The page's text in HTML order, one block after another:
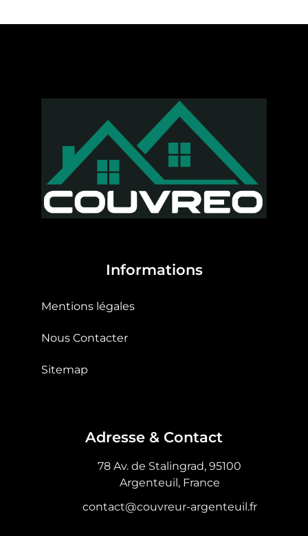
Informations
Mentions légales
Nous Contacter
Sitemap
Adresse & Contact
78 Av. de Stalingrad, 95100
Argenteuil, France
contact@couvreur-argenteuil.fr